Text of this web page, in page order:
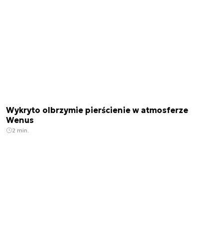
Wykryto olbrzymie pierścienie w atmosferze
Wenus
2 min.